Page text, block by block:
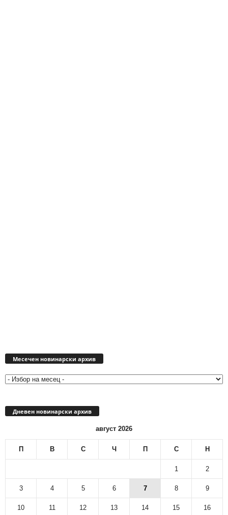
Месечен новинарски архив
Дневен новинарски архив
август 2026
П В С Ч П С Н
1 2
3 4 5 6 7 8 9
10 11 12 13 14 15 16